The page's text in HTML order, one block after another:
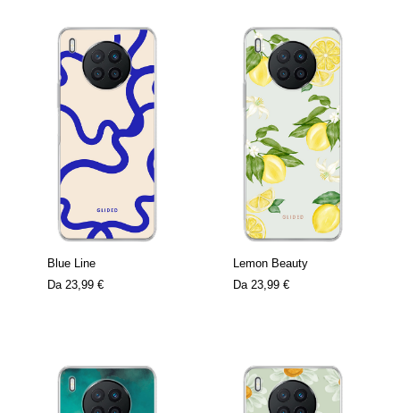
Blue Line
Da 23,99 €
Lemon Beauty
Da 23,99 €